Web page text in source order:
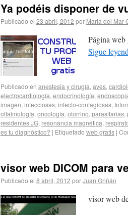
Ya podéis disponer de
Publicado el 23 abril, 2012 por Maria del Mar
Página web
Sigue
Publicado en anestesia y cirugía, aves,
electrocardiología, endocrinología,
imagen, infecciosas, infecto-contagiosas,
oftalmología, oncología, otorrino, parasitarias,
residentes JG, resonancia magnética,
es tu diagnóstico? | Etiquetado web gratis |
visor web DICOM para
Publicado el 8 abril, 2012 porJuan Griñán
visor web